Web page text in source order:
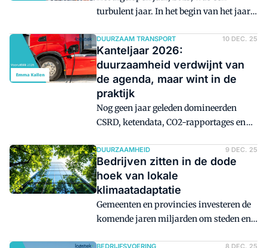
verschuiving plaatsvindt: de plek waar
turbulent jaar. In het begin van het jaar
veel dreigen over hoge tarieven. Ik heb
veel journalisten, collega's en
professionals te woord gestaan over de
gevolgen en de lange termijn-impact op
de internationale handel en scheepvaart.
Gelukkig zijn er collega's die van de hoed
en de rand weten en die ook veel van dit
DUURZAAM TRANSPORT 10 DEC. 25
Kanteljaar 2026:
duurzaamheid verdwijnt van
de agenda, maar wint in de
praktijk
Nog geen jaar geleden domineerden
CSRD, ketendata, CO2-rapportages en
sector, maar inmiddels lijkt de urgentie
weggezakt. Juist daarom verwacht ik dat
2026 het jaar wordt waarin
duurzaamheid écht vooruitgang boekt -
precies omdat de hype voorbij is.
DUURZAAMHEID 9 DEC. 25
Bedrijven zitten in de dode
hoek van lokale
klimaatadaptatie
Gemeenten en provincies investeren de
komende jaren miljarden om steden en
BEDRIJFSVOERING 8 DEC. 25